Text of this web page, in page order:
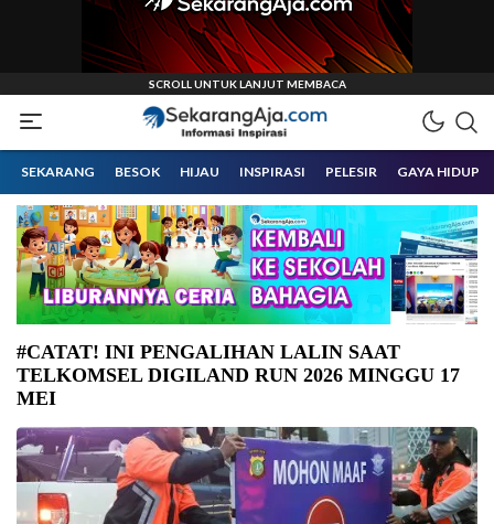
Sekarangaja
Informasi Inspirasi Malang Raya
SEKARANG BESOK HIJAU INSPIRASI PELESIR GAYA HIDUP
#CATAT! INI PENGALIHAN LALIN SAAT
TELKOMSEL DIGILAND RUN 2026 MINGGU 17
MEI
Ilustrasi Dishub DKI Jakarta rekayasa lalin. (Foto: Doc-
beritajakarta.id/ilustrasi)